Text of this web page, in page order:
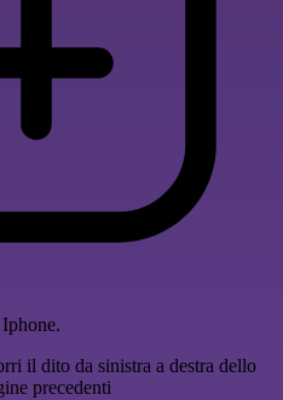
il dito da sinistra a destra dello
precedenti